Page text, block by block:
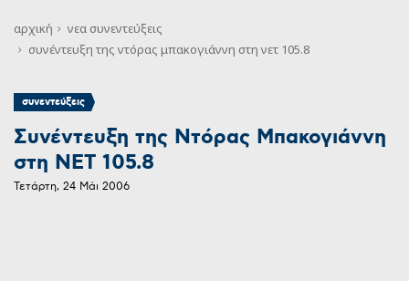
αρχική νεα συνεντεύξεις
συνέντευξη της ντόρας μπακογιάννη στη νετ 105.8
συνεντεύξεις
Συνέντευξη της Ντόρας Μπακογιάννη
στη ΝΕΤ 105.8
Τετάρτη, 24 Μάι 2006